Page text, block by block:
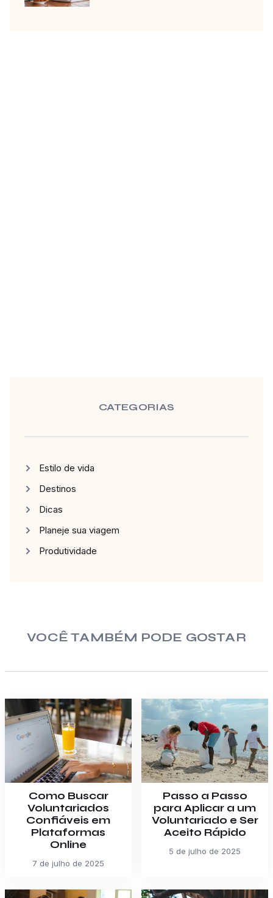
CATEGORIAS
Estilo de vida
Destinos
Dicas
Planeje sua viagem
Produtividade
VOCÊ TAMBÉM PODE GOSTAR
Como Buscar
Voluntariados
Confiáveis em
Plataformas
Online
7 de julho de 2025
Passo a Passo
para Aplicar a um
Voluntariado e Ser
Aceito Rápido
5 de julho de 2025